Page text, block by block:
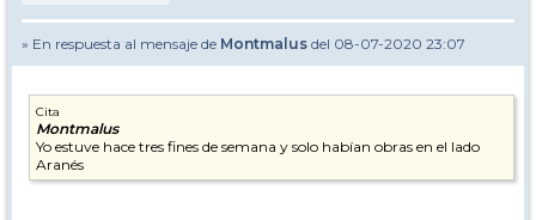
» En respuesta al mensaje de Montmalus del 08-07-2020 23:07
Cita
Montmalus
Yo estuve hace tres fines de semana y solo habían obras en el lado
Aranés